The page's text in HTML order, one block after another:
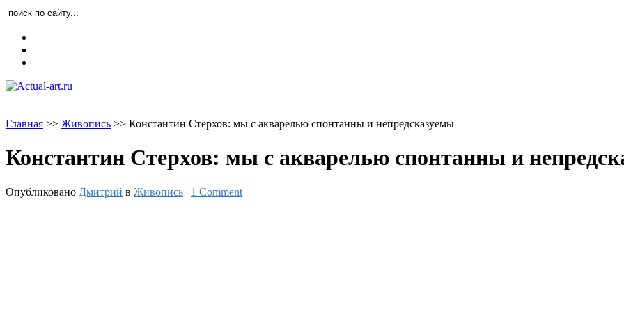
Главная >> Живопись >> Константин Стерхов: мы с акварелью спонтанны и непредсказуемы
Константин Стерхов: мы с акварелью спонтанны и
Опубликовано Дмитрий в Живопись | 1 Comment